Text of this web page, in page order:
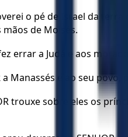
o pé de Israel da
de Moisés.
errar a Judá e aos
a Manassés e ao seu
trouxe sobre eles os